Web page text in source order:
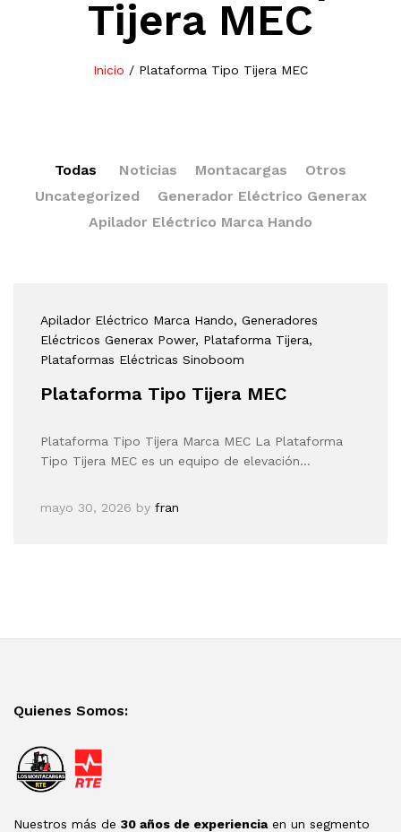
Tijera MEC
Inicio / Plataforma Tipo Tijera MEC
Todas Noticias Montacargas
Otros
Uncategorized
Generador Eléctrico Generax
Apilador Eléctrico Marca Hando
Apilador Eléctrico Marca Hando, Generadores
Eléctricos Generax Power, Plataforma Tijera,
Plataformas Eléctricas Sinoboom
Plataforma Tipo Tijera MEC
Plataforma Tipo Tijera Marca MEC La Plataforma
Tipo Tijera MEC es un equipo de elevación…
mayo 30, 2026 by fran
Quienes Somos:
Nuestros más de 30 años de experienciaen un segmento